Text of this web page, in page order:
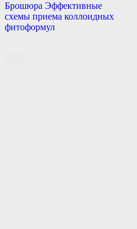
Брошюра Эффективные
схемы приема коллоидных
фитоформул